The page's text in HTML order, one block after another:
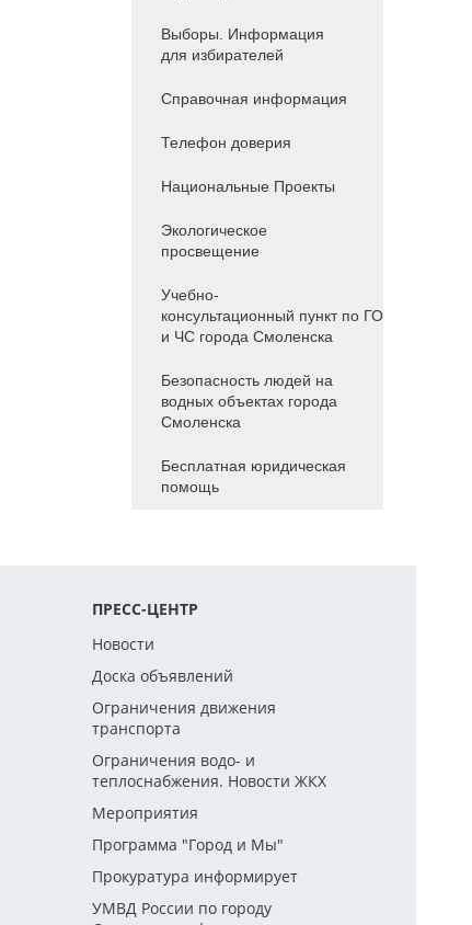
Выборы. Информация
для избирателей
Справочная информация
Телефон доверия
Национальные Проекты
Экологическое
просвещение
Учебно-
консультационный пункт по ГО
и ЧС города Смоленска
Безопасность людей на
водных объектах города
Смоленска
Бесплатная юридическая
помощь
ПРЕСС-ЦЕНТР
Новости
Доска объявлений
Ограничения движения
транспорта
Ограничения водо- и
теплоснабжения. Новости ЖКХ
Мероприятия
Программа "Город и Мы"
Прокуратура информирует
УМВД России по городу